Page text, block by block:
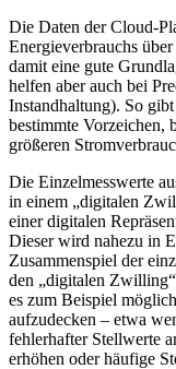
Die Daten der Cloud-
Energieverbrauchs
damit eine gute
helfen aber auch bei
Instandhaltung). So
bestimmte Vorzeichen,
größeren
Die Einzelmesswerte
in einem „digitalen
einer digitalen
Dieser wird nahezu in
Zusammenspiel der
den „digitalen
es zum Beispiel
aufzudecken – etwa
fehlerhafter Stellwerte
erhöhen oder häufige